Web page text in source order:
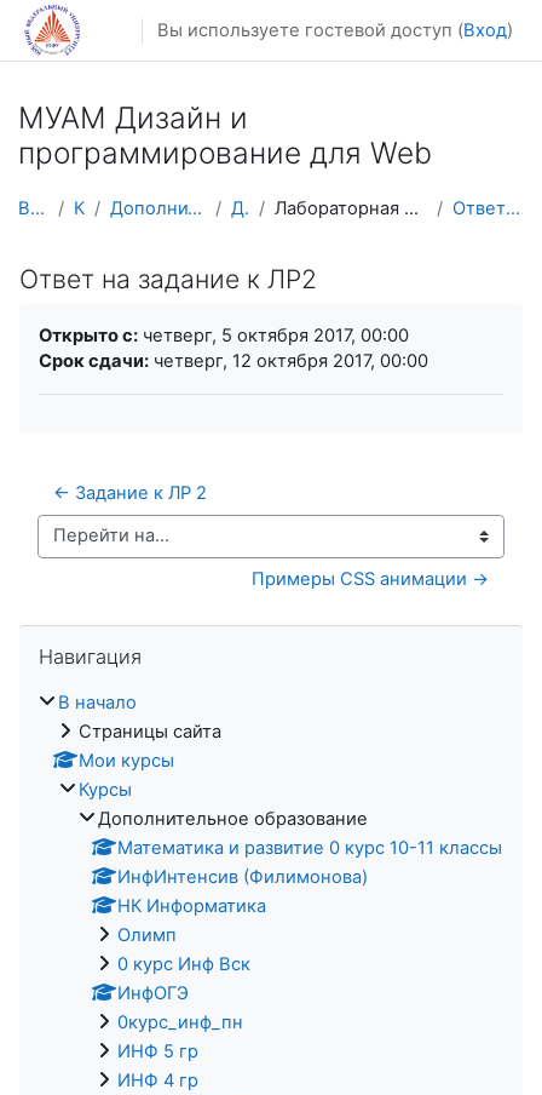
Перейти к основному содержанию
Вы используете гостевой доступ (Вход)
МУАМ Дизайн и
программирование для Web
В начало Курсы Дополнительное образование ДиПВеб Лабораторная работа №2. CSS таблицы стилей Ответ на задание к ЛР2
Ответ на задание к ЛР2
Открыто с: четверг, 5 октября 2017, 00:00
Срок сдачи: четверг, 12 октября 2017, 00:00
← Задание к ЛР 2
Перейти на...
Примеры CSS анимации →
Навигация
В начало
Страницы сайта
Мои курсы
Курсы
Дополнительное образование
Математика и развитие 0 курс 10-11 классы
ИнфИнтенсив (Филимонова)
НК Информатика
Олимп
0 курс Инф Вск
ИнфОГЭ
0курс_инф_пн
ИНФ 5 гр
ИНФ 4 гр